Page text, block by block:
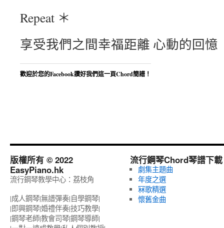
Repeat ＊
享受我們之間幸福距離 心動的回憶
歡迎於您的Facebook讚好我們這一頁Chord簡譜！
版權所有 © 2022
EasyPiano.hk
流行鋼琴教學中心：荔枝角
|成人鋼琴|無譜彈奏|自學鋼琴|
|即興鋼琴|婚禮伴奏|技巧教學|
|鋼琴老師|教會司琴|鋼琴導師|
流行鋼琴Chord琴譜下載
劇集主題曲
年度之選
冧歌精選
懷舊金曲